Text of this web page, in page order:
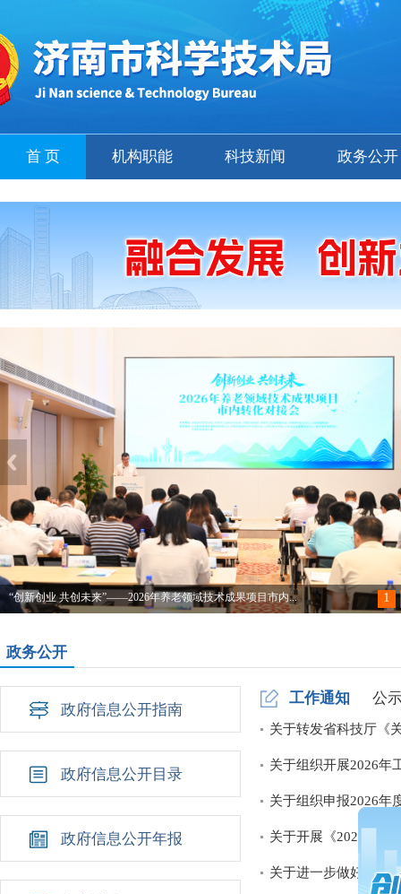
首 页 机构职能 科技新闻 政务公开
“创新创业 共创未来”——2026年养老领域技术成果项目市内... 1
政务公开
政府信息公开指南
政府信息公开目录
政府信息公开年报
工作通知 公
关于转发省科技厅《
关于组织开展2026年
关于组织申报2026年
关于开展《2026年山
关于进一步做好济南